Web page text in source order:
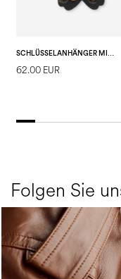
SCHLÜSSELANHÄNGER MIT CHARMS AUS HERITAGE-PVC
62.00 EUR
Folgen Sie